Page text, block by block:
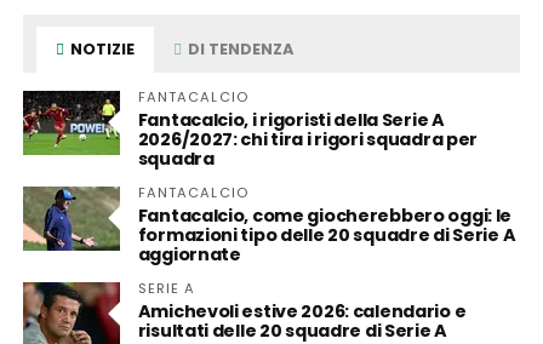
NOTIZIE DI TENDENZA
FANTACALCIO
Fantacalcio, i rigoristi della Serie A
2026/2027: chi tira i rigori squadra per
squadra
FANTACALCIO
Fantacalcio, come giocherebbero oggi: le
formazioni tipo delle 20 squadre di Serie A
aggiornate
SERIE A
Amichevoli estive 2026: calendario e
risultati delle 20 squadre di Serie A